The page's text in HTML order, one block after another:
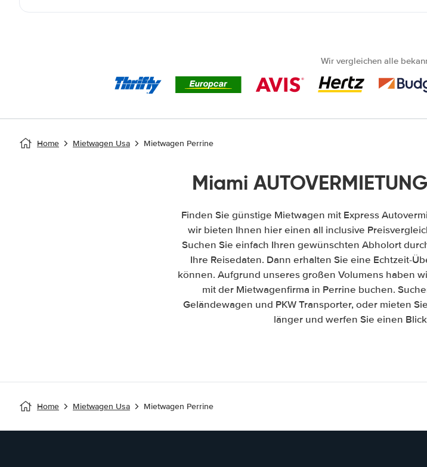
Wir vergleichen alle
Home Mietwagen Usa Mietwagen Perrine
Miami
Finden Sie günstige Mietwagen mit Express
wir bieten Ihnen hier einen all inclusive
Suchen Sie einfach Ihren gewünschten Abholort
Ihre Reisedaten. Dann erhalten Sie eine Echtzeit-
können. Aufgrund unseres großen Volumens haben
mit der Mietwagenfirma in Perrine buchen.
Geländewagen und PKW Transporter, oder mieten
länger und werfen Sie einen
Home Mietwagen Usa Mietwagen Perrine